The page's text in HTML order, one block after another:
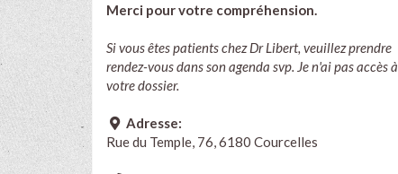
Merci pour votre compréhension.
Si vous êtes patients chez Dr Libert, veuillez prendre
rendez-vous dans son agenda svp. Je n'ai pas accès à
votre dossier.
Adresse:
Rue du Temple, 76, 6180 Courcelles